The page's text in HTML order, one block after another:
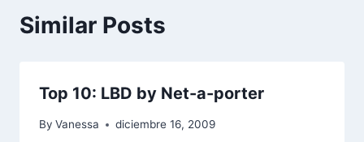
Similar Posts
Top 10: LBD by Net-a-porter
By Vanessa diciembre 16, 2009